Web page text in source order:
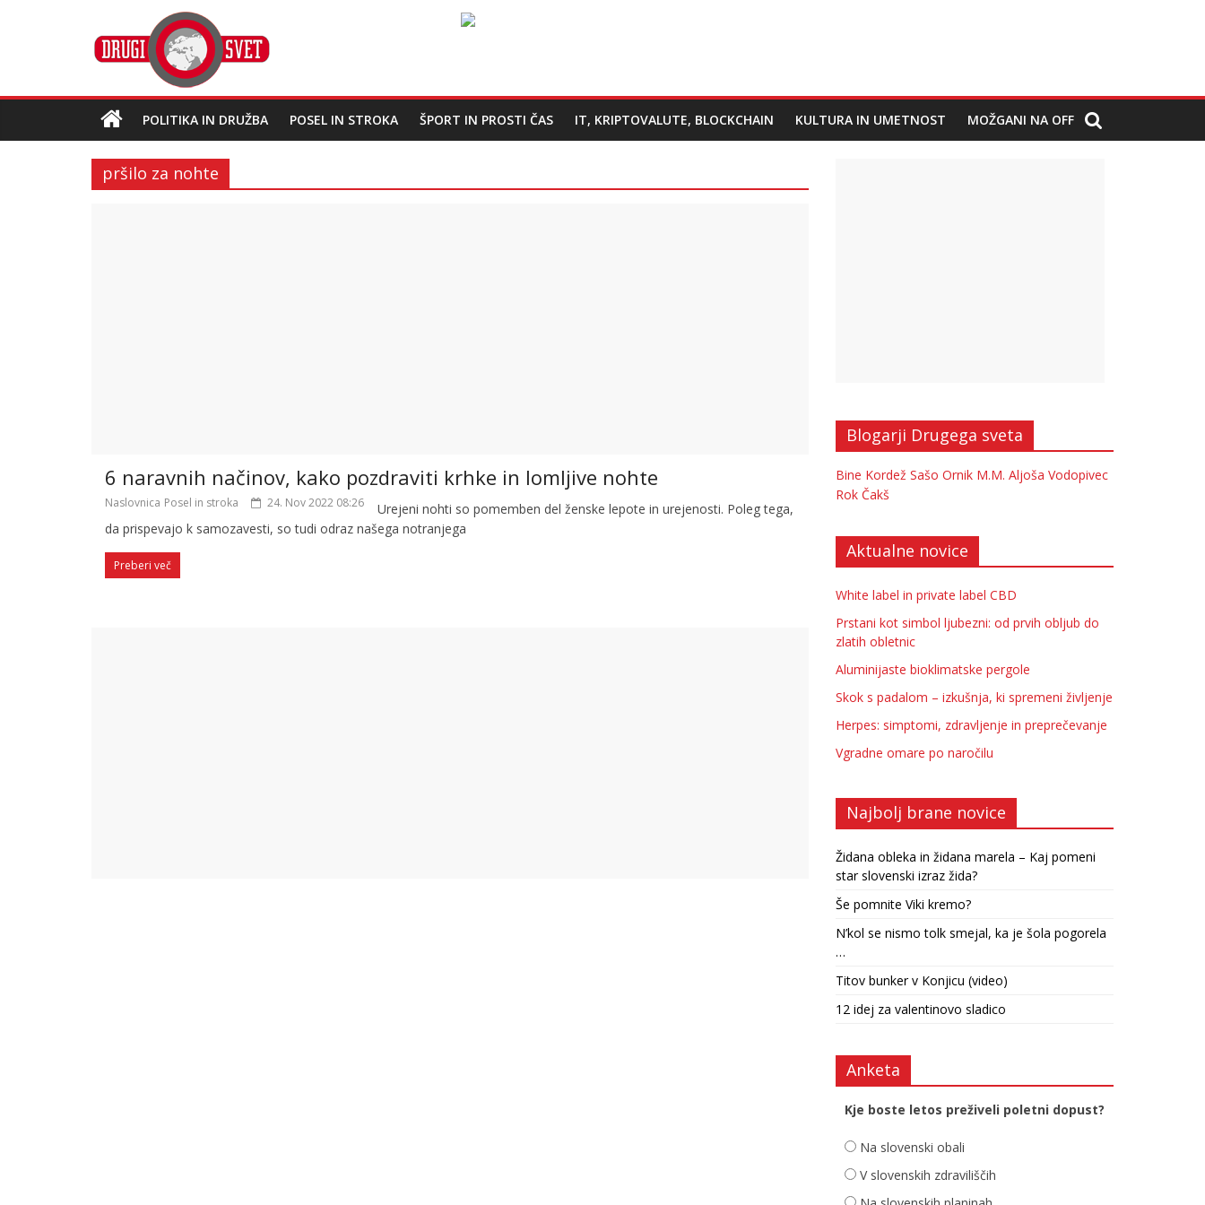
POLITIKA IN DRUŽBA POSEL IN STROKA ŠPORT IN PROSTI ČAS IT, KRIPTOVALUTE, BLOCKCHAIN KULTURA IN UMETNOST MOŽGANI NA OFF
pršilo za nohte
6 naravnih načinov, kako pozdraviti krhke in lomljive nohte
Naslovnica Posel in stroka 24. Nov 2022 08:26
Urejeni nohti so pomemben del ženske lepote in urejenosti. Poleg tega,
da prispevajo k samozavesti, so tudi odraz našega notranjega
Preberi več
Blogarji Drugega sveta
Bine Kordež Sašo Ornik M.M. Aljoša Vodopivec
Rok Čakš
Aktualne novice
White label in private label CBD
Prstani kot simbol ljubezni: od prvih obljub do
zlatih obletnic
Aluminijaste bioklimatske pergole
Skok s padalom – izkušnja, ki spremeni življenje
Herpes: simptomi, zdravljenje in preprečevanje
Vgradne omare po naročilu
Najbolj brane novice
Židana obleka in židana marela – Kaj pomeni
star slovenski izraz žida?
Še pomnite Viki kremo?
N’kol se nismo tolk smejal, ka je šola pogorela
…
Titov bunker v Konjicu (video)
12 idej za valentinovo sladico
Anketa
Kje boste letos preživeli poletni dopust?
Na slovenski obali
V slovenskih zdraviliščih